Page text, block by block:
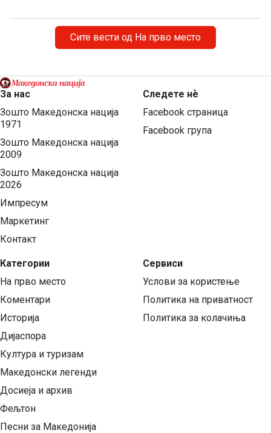
Фестивалот ќе биде можност за промоција на богатото
македонско културно наследство […]
Сите вести од На прво место
За нас
Зошто Македонска нација
1971
Зошто Македонска нација
2009
Зошто Македонска нација
2026
Импресум
Маркетинг
Контакт
Категории
На прво место
Коментари
Историја
Дијаспора
Култура и туризам
Македонски легенди
Досиеја и архив
Фељтон
Песни за Македонија
Следете нѐ
Facebook страница
Facebook група
Сервиси
Услови за користење
Политика на приватност
Политика за колачиња